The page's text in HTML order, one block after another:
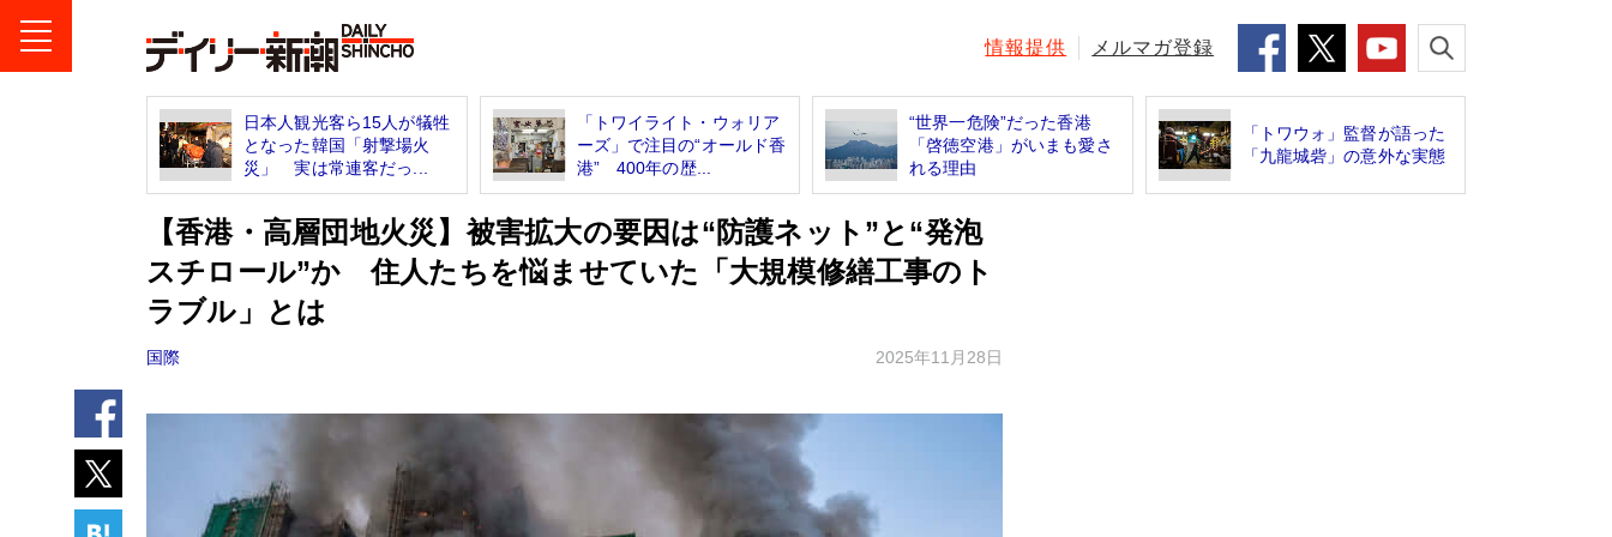
情報提供 メルマガ登録
日本人観光客ら15人が犠牲
となった韓国「射撃場火
災」 実は常連客だっ...
「トワイライト・ウォリア
ーズ」で注目の“オールド香
港” 400年の歴...
“世界一危険”だった香港
「啓徳空港」がいまも愛さ
れる理由
「トワウォ」監督が語った
「九龍城砦」の意外な実態
【香港・高層団地火災】被害拡大の要因は“防護ネット”と“発泡
スチロール”か 住人たちを悩ませていた「大規模修繕工事のト
ラブル」とは
国際 2025年11月28日